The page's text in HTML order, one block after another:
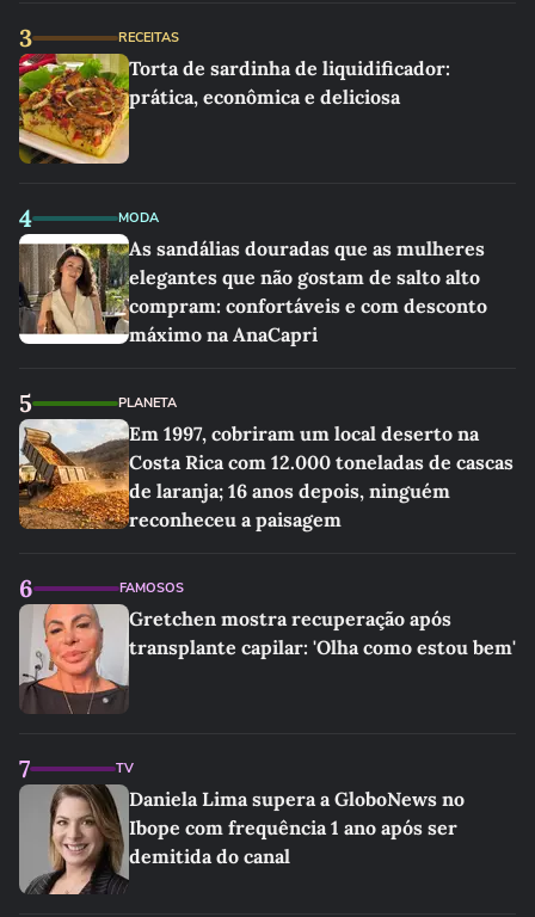
3 RECEITAS
Torta de sardinha de liquidificador:
prática, econômica e deliciosa
4 MODA
As sandálias douradas que as mulheres
elegantes que não gostam de salto alto
compram: confortáveis e com desconto
máximo na AnaCapri
5 PLANETA
Em 1997, cobriram um local deserto na
Costa Rica com 12.000 toneladas de cascas
de laranja; 16 anos depois, ninguém
reconheceu a paisagem
6 FAMOSOS
Gretchen mostra recuperação após
transplante capilar: 'Olha como estou bem'
7 TV
Daniela Lima supera a GloboNews no
Ibope com frequência 1 ano após ser
demitida do canal